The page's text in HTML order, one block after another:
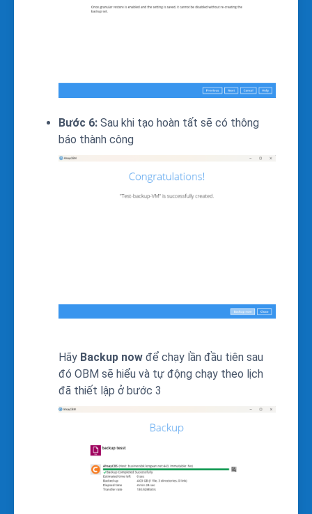
Bước 6: Sau khi tạo hoàn tất sẽ có thông
báo thành công
Hãy Backup now để chạy lần đầu tiên sau
đó OBM sẽ hiểu và tự động chạy theo lịch
đã thiết lập ở bước 3